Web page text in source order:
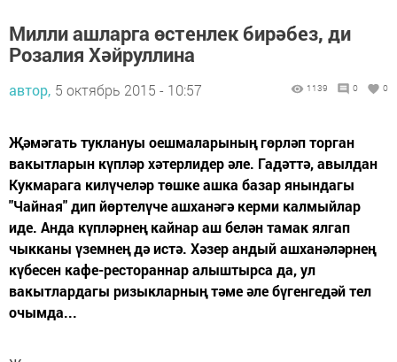
Милли ашларга өстенлек бирәбез, ди
Розалия Хәйруллина
автор, 5 октябрь 2015 - 10:57 1139 0 0
Җәмәгать туклануы оешмаларының гөрләп торган
вакытларын күпләр хәтерлидер әле. Гадәттә, авылдан
Кукмарага килүчеләр төшке ашка базар янындагы
"Чайная" дип йөртелүче ашханәгә керми калмыйлар
иде. Анда күпләрнең кайнар аш белән тамак ялгап
чыкканы үземнең дә истә. Хәзер андый ашханәләрнең
күбесен кафе-рестораннар алыштырса да, ул
вакытлардагы ризыкларның тәме әле бүгенгедәй тел
очымда...